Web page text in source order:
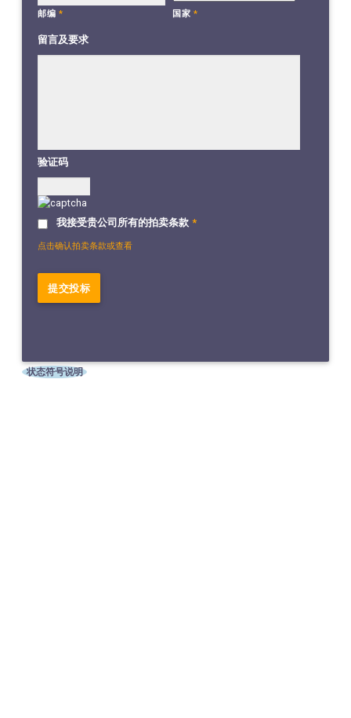
邮编 * 国家 *
留言及要求
验证码
我接受贵公司所有的拍卖条款 *
点击确认拍卖条款或查看
状态符号说明